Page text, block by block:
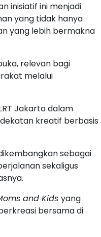
inisiatif ini menjadi
yang tidak hanya
yang lebih bermakna
relevan bagi
melalui
Jakarta dalam
kreatif berbasis
sebagai
sekaligus
and Kids yang
bersama di